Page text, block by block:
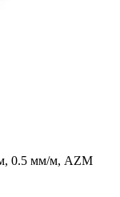
0.5 мм/м, AZM